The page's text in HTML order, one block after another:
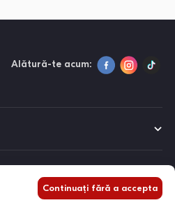
Alătură-te acum:
Continuați fără a accepta